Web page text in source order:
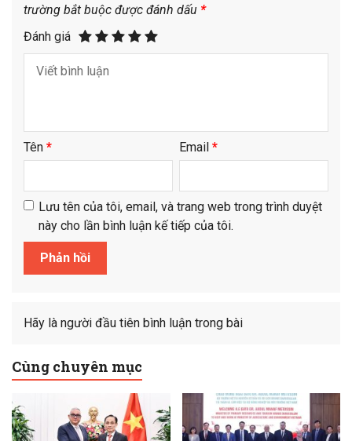
trường bắt buộc được đánh dấu *
Đánh giá
Tên * Email *
Lưu tên của tôi, email, và trang web trong trình duyệt
này cho lần bình luận kế tiếp của tôi.
Hãy là người đầu tiên bình luận trong bài
Cùng chuyên mục